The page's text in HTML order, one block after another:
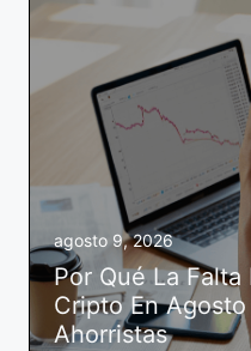
agosto 9, 2026
Por Qué La
Cripto En
Ahorristas